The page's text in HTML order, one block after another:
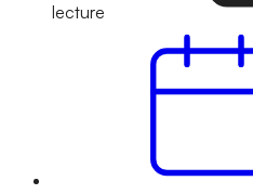
lecture